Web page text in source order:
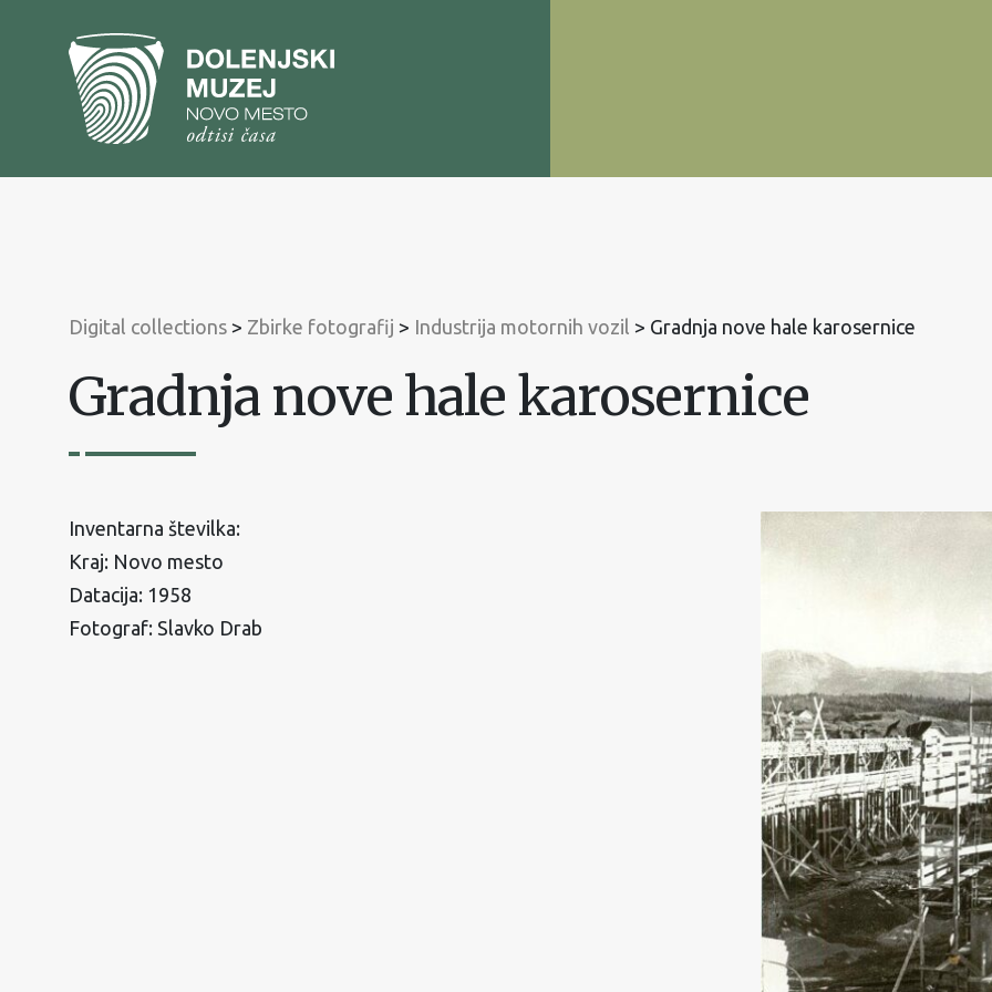
To
Digital collections > Zbirke fotografij > Industrija motornih vozil > Gradnja nove hale karosernice
Gradnja nove hale karosernice
Inventarna številka:
Kraj: Novo mesto
Datacija: 1958
Fotograf: Slavko Drab